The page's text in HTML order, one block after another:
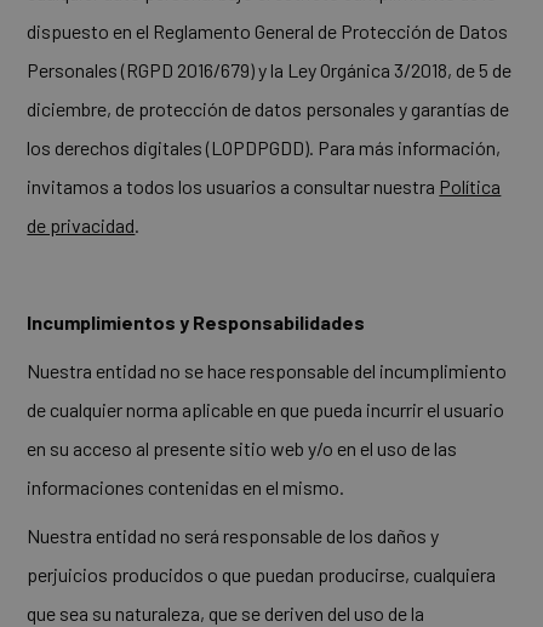
dispuesto en el Reglamento General de Protección de Datos
Personales (RGPD 2016/679) y la Ley Orgánica 3/2018, de 5 de
diciembre, de protección de datos personales y garantías de
los derechos digitales (LOPDPGDD). Para más información,
invitamos a todos los usuarios a consultar nuestra Política
de privacidad.
Incumplimientos y Responsabilidades
Nuestra entidad no se hace responsable del incumplimiento
de cualquier norma aplicable en que pueda incurrir el usuario
en su acceso al presente sitio web y/o en el uso de las
informaciones contenidas en el mismo.
Nuestra entidad no será responsable de los daños y
perjuicios producidos o que puedan producirse, cualquiera
que sea su naturaleza, que se deriven del uso de la